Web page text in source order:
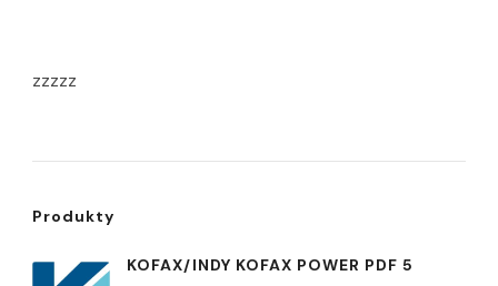
zzzzz
Produkty
KOFAX/INDY KOFAX POWER PDF 5